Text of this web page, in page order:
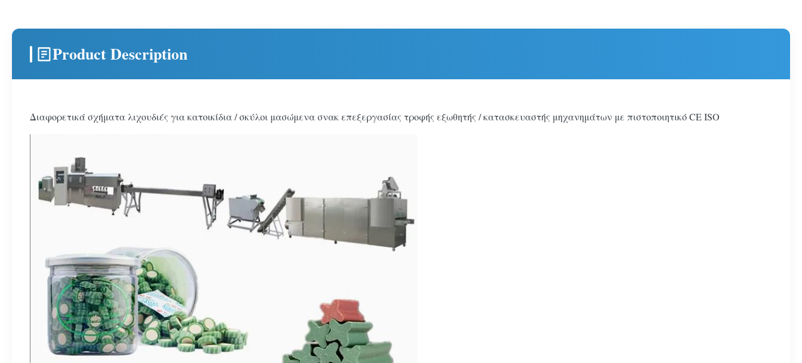
Product Description
Διαφορετικά σχήματα λιχουδιές για κατοικίδια / σκύλοι μασώμενα σνακ επεξεργασίας τροφής εξωθητής / κατασκευαστής μηχανημάτων με πιστοποιητικό CE ISO